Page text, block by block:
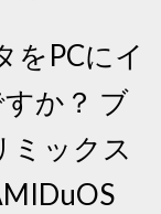
をPCにイ
か？ ブ
ミックス